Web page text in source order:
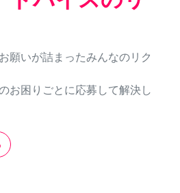
願いが詰まったみんなのリク
お困りごとに応募して解決し